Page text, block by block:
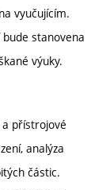
vyučujícím.
stanovena
výuky.
přístrojové
analýza
částic.